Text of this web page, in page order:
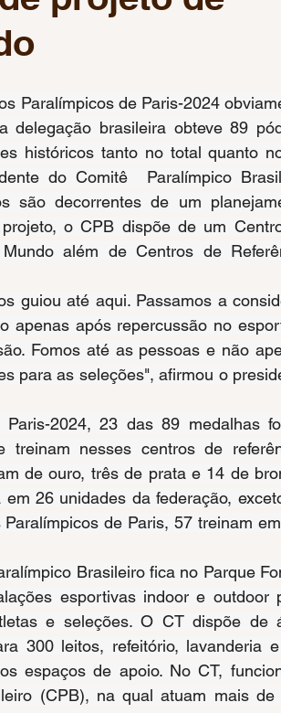
de Natação Paralímpica
Pré-Olímpico de Vôlei Copa do Brasil
Jogos Pan-Americanos 2023
delegação brasileira obteve 89
históricos tanto no total quanto
do Comitê  Paralímpico
são decorrentes de um
o CPB dispõe de um
além de Centros de
apenas após repercussão no
Fomos até as pessoas e não
para as seleções", afirmou o
2024, 23 das 89 medalhas
treinam nesses centros de
de ouro, três de prata e 14 de
26 unidades da federação,
de Paris, 57 treinam
Brasileiro fica no Parque
esportivas indoor e outdoor
e seleções. O CT dispõe de
300 leitos, refeitório, lavanderia
espaços de apoio. No CT,
(CPB), na qual atuam mais de